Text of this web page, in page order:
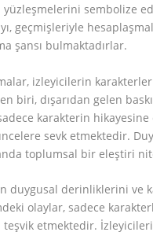
yüzleşmelerini
geçmişleriyle
şansı bulmaktadırlar.
izleyicilerin
biri, dışarıdan gelen
karakterin
sevk etmektedir.
toplumsal bir eleştiri
duygusal derinliklerini ve
olaylar, sadece
teşvik etmektedir.